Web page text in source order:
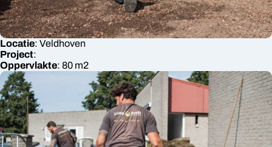
Locatie: Veldhoven
Project:
Oppervlakte: 80 m2